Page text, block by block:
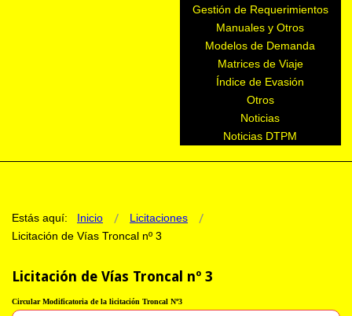
Gestión de Requerimientos
Manuales y Otros
Modelos de Demanda
Matrices de Viaje
Índice de Evasión
Otros
Noticias
Noticias DTPM
Estás aquí: Inicio
Licitaciones
Licitación de Vías Troncal nº 3
Licitación de Vías Troncal nº 3
CircularModificatoria de la licitación Troncal Nº3